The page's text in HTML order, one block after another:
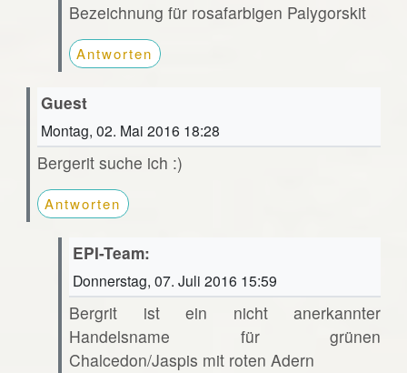
Bezeichnung für rosafarbigen Palygorskit
Antworten
Guest
Montag, 02. Mai 2016 18:28
Bergerit suche ich :)
Antworten
EPI-Team:
Donnerstag, 07. Juli 2016 15:59
Bergrit ist ein nicht anerkannter
Handelsname für grünen
Chalcedon/Jaspis mit roten Adern